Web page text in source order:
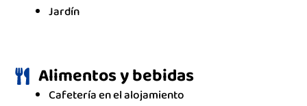
Jardín
Alimentos y bebidas
Cafetería en el alojamiento